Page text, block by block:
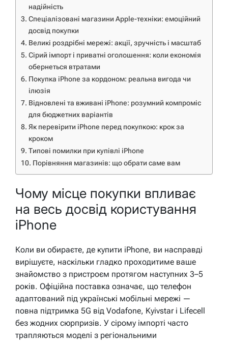
надійність
Спеціалізовані магазини Apple-техніки: емоційний
досвід покупки
Великі роздрібні мережі: акції, зручність і масштаб
Сірий імпорт і приватні оголошення: коли економія
обернеться втратами
Покупка iPhone за кордоном: реальна вигода чи
ілюзія
Відновлені та вживані iPhone: розумний компроміс
для бюджетних варіантів
Як перевірити iPhone перед покупкою: крок за
кроком
Типові помилки при купівлі iPhone
Порівняння магазинів: що обрати саме вам
Чому місце покупки впливає
на весь досвід користування
iPhone
Коли ви обираєте, де купити iPhone, ви насправді
вирішуєте, наскільки гладко проходитиме ваше
знайомство з пристроєм протягом наступних 3–5
років. Офіційна поставка означає, що телефон
адаптований під українські мобільні мережі —
повна підтримка 5G від Vodafone, Kyivstar і Lifecell
без жодних сюрпризів. У сірому імпорті часто
трапляються моделі з регіональними